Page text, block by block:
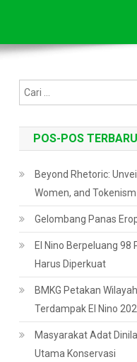
POS-POS TERBARU
Beyond Rhetoric:
Women, and
Gelombang Panas
El Nino Berpeluang 98
Harus Diperkuat
BMKG Petakan
Terdampak El Nino
Masyarakat Adat
Utama Konservasi